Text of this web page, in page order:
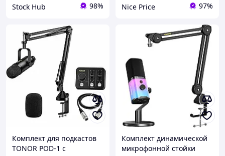
Stock Hub 98% Nice Price 97%
Комплект для подкастов
TONOR POD-1 с
Комплект динамической
микрофонной стойки